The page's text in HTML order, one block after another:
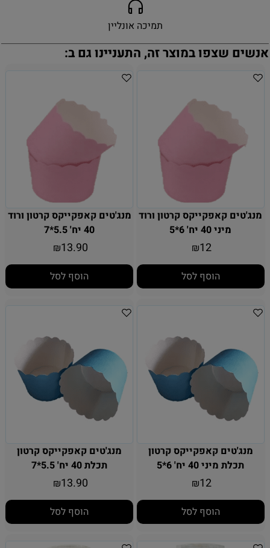
תמיכה אונליין
אנשים שצפו במוצר זה, התעניינו גם ב:
מנג'טים קאפקייקס קרטון ורוד
מיני 40 יח' 6*5
₪12
הוסף לסל
מנג'טים קאפקייקס קרטון ורוד
40 יח' 5.5*7
₪13.90
הוסף לסל
מנג'טים קאפקייקס קרטון
תכלת מיני 40 יח' 6*5
₪12
הוסף לסל
מנג'טים קאפקייקס קרטון
תכלת 40 יח' 5.5*7
₪13.90
הוסף לסל